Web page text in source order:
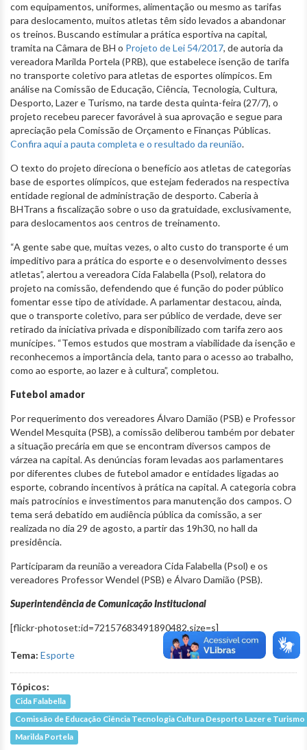
com equipamentos, uniformes, alimentação ou mesmo as tarifas
para deslocamento, muitos atletas têm sido levados a abandonar
os treinos. Buscando estimular a prática esportiva na capital,
tramita na Câmara de BH o Projeto de Lei 54/2017, de autoria da
vereadora Marilda Portela (PRB), que estabelece isenção de tarifa
no transporte coletivo para atletas de esportes olímpicos. Em
análise na Comissão de Educação, Ciência, Tecnologia, Cultura,
Desporto, Lazer e Turismo, na tarde desta quinta-feira (27/7), o
projeto recebeu parecer favorável à sua aprovação e segue para
apreciação pela Comissão de Orçamento e Finanças Públicas.
Confira aqui a pauta completa e o resultado da reunião.
O texto do projeto direciona o benefício aos atletas de categorias
base de esportes olímpicos, que estejam federados na respectiva
entidade regional de administração de desporto. Caberia à
BHTrans a fiscalização sobre o uso da gratuidade, exclusivamente,
para deslocamentos aos centros de treinamento.
“A gente sabe que, muitas vezes, o alto custo do transporte é um
impeditivo para a prática do esporte e o desenvolvimento desses
atletas”, alertou a vereadora Cida Falabella (Psol), relatora do
projeto na comissão, defendendo que é função do poder público
fomentar esse tipo de atividade. A parlamentar destacou, ainda,
que o transporte coletivo, para ser público de verdade, deve ser
retirado da iniciativa privada e disponibilizado com tarifa zero aos
munícipes. “Temos estudos que mostram a viabilidade da isenção e
reconhecemos a importância dela, tanto para o acesso ao trabalho,
como ao esporte, ao lazer e à cultura”, completou.
Futebol amador
Por requerimento dos vereadores Álvaro Damião (PSB) e Professor
Wendel Mesquita (PSB), a comissão deliberou também por debater
a situação precária em que se encontram diversos campos de
várzea na capital. As denúncias foram levadas aos parlamentares
por diferentes clubes de futebol amador e entidades ligadas ao
esporte, cobrando incentivos à prática na capital. A categoria cobra
mais patrocínios e investimentos para manutenção dos campos. O
tema será debatido em audiência pública da comissão, a ser
realizada no dia 29 de agosto, a partir das 19h30, no hall da
presidência.
Participaram da reunião a vereadora Cida Falabella (Psol) e os
vereadores Professor Wendel (PSB) e Álvaro Damião (PSB).
Superintendência de Comunicação Institucional
[flickr-photoset:id=72157683491890482,size=s]
Tema: Esporte
Tópicos:
Cida Falabella
Comissão de Educação Ciência Tecnologia Cultura Desporto Lazer e Turismo
Marilda Portela